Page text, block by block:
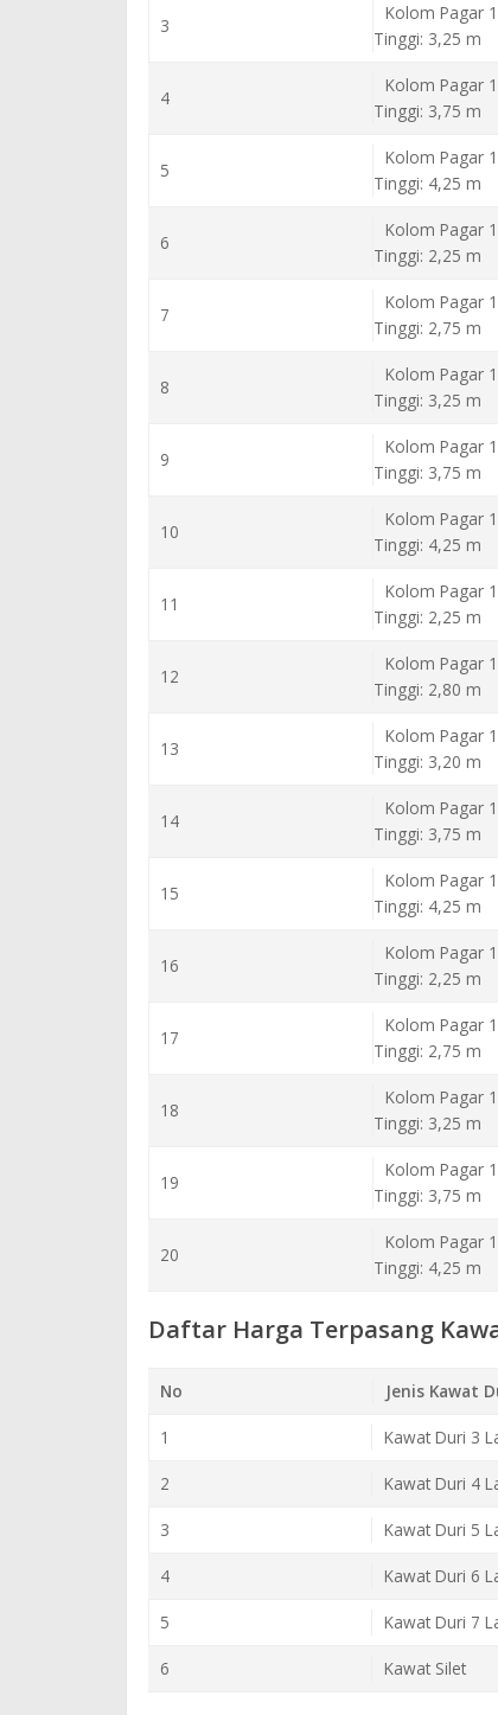
3
Kolom Pagar
Tinggi: 3,25 m
4
Kolom Pagar
Tinggi: 3,75 m
5
Kolom Pagar
Tinggi: 4,25 m
6
Kolom Pagar
Tinggi: 2,25 m
7
Kolom Pagar
Tinggi: 2,75 m
8
Kolom Pagar
Tinggi: 3,25 m
9
Kolom Pagar
Tinggi: 3,75 m
10
Kolom Pagar
Tinggi: 4,25 m
11
Kolom Pagar
Tinggi: 2,25 m
12
Kolom Pagar
Tinggi: 2,80 m
13
Kolom Pagar
Tinggi: 3,20 m
14
Kolom Pagar
Tinggi: 3,75 m
15
Kolom Pagar
Tinggi: 4,25 m
16
Kolom Pagar
Tinggi: 2,25 m
17
Kolom Pagar
Tinggi: 2,75 m
18
Kolom Pagar
Tinggi: 3,25 m
19
Kolom Pagar
Tinggi: 3,75 m
20
Kolom Pagar
Tinggi: 4,25 m
Daftar Harga Terpasang
No Jenis Kawat
1 Kawat Duri 3
2 Kawat Duri 4
3 Kawat Duri 5
4 Kawat Duri 6
5 Kawat Duri 7
6 Kawat Silet